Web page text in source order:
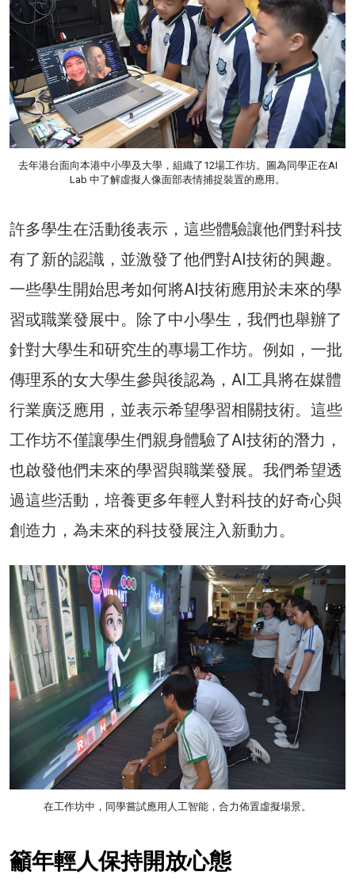
去年港台面向本港中小學及大學，組織了12場工作坊。圖為同學正在AI
Lab 中了解虛擬人像面部表情捕捉裝置的應用。
許多學生在活動後表示，這些體驗讓他們對科技
有了新的認識，並激發了他們對AI技術的興趣。
一些學生開始思考如何將AI技術應用於未來的學
習或職業發展中。除了中小學生，我們也舉辦了
針對大學生和研究生的專場工作坊。例如，一批
傳理系的女大學生參與後認為，AI工具將在媒體
行業廣泛應用，並表示希望學習相關技術。這些
工作坊不僅讓學生們親身體驗了AI技術的潛力，
也啟發他們未來的學習與職業發展。我們希望透
過這些活動，培養更多年輕人對科技的好奇心與
創造力，為未來的科技發展注入新動力。
在工作坊中，同學嘗試應用人工智能，合力佈置虛擬場景。
籲年輕人保持開放心態